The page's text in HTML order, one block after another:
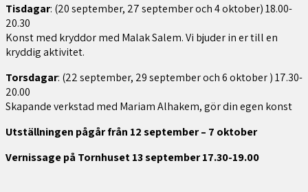
Tisdagar: (20 september, 27 september och 4 oktober) 18.00-
20.30
Konst med kryddor med Malak Salem. Vi bjuder in er till en
kryddig aktivitet.
Torsdagar: (22 september, 29 september och 6 oktober ) 17.30-
20.00
Skapande verkstad med Mariam Alhakem, gör din egen konst
Utställningen pågår från 12 september – 7 oktober
Vernissage på Tornhuset 13 september 17.30-19.00